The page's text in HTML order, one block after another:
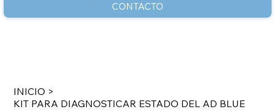
CONTACTO
INICIO >
KIT PARA DIAGNOSTICAR ESTADO DEL AD BLUE